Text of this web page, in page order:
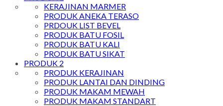
KERAJINAN MARMER
PRODUK ANEKA TERASO
PRDOUK LIST BEVEL
PRODUK BATU FOSIL
PRODUK BATU KALI
PRODUK BATU SIKAT
PRODUK 2
PRODUK KERAJINAN
PRODUK LANTAI DAN DINDING
PRODUK MAKAM MEWAH
PRODUK MAKAM STANDART